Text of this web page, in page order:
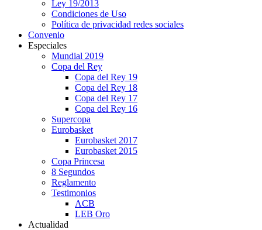
Ley 19/2013
Condiciones de Uso
Política de privacidad redes sociales
Convenio
Especiales
Mundial 2019
Copa del Rey
Copa del Rey 19
Copa del Rey 18
Copa del Rey 17
Copa del Rey 16
Supercopa
Eurobasket
Eurobasket 2017
Eurobasket 2015
Copa Princesa
8 Segundos
Reglamento
Testimonios
ACB
LEB Oro
Actualidad